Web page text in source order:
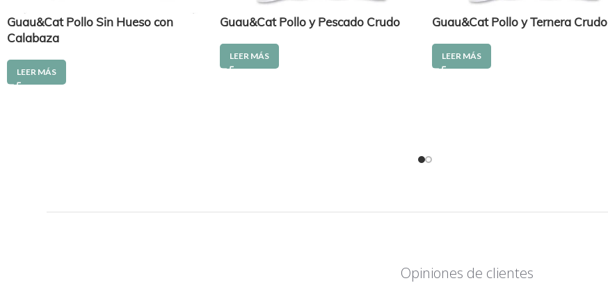
Guau&Cat Pollo Sin Hueso con
Calabaza
LEER MÁS
Guau&Cat Pollo y Pescado Crudo
LEER MÁS
Guau&Cat Pollo y Ternera Crudo
LEER MÁS
Opiniones de clientes